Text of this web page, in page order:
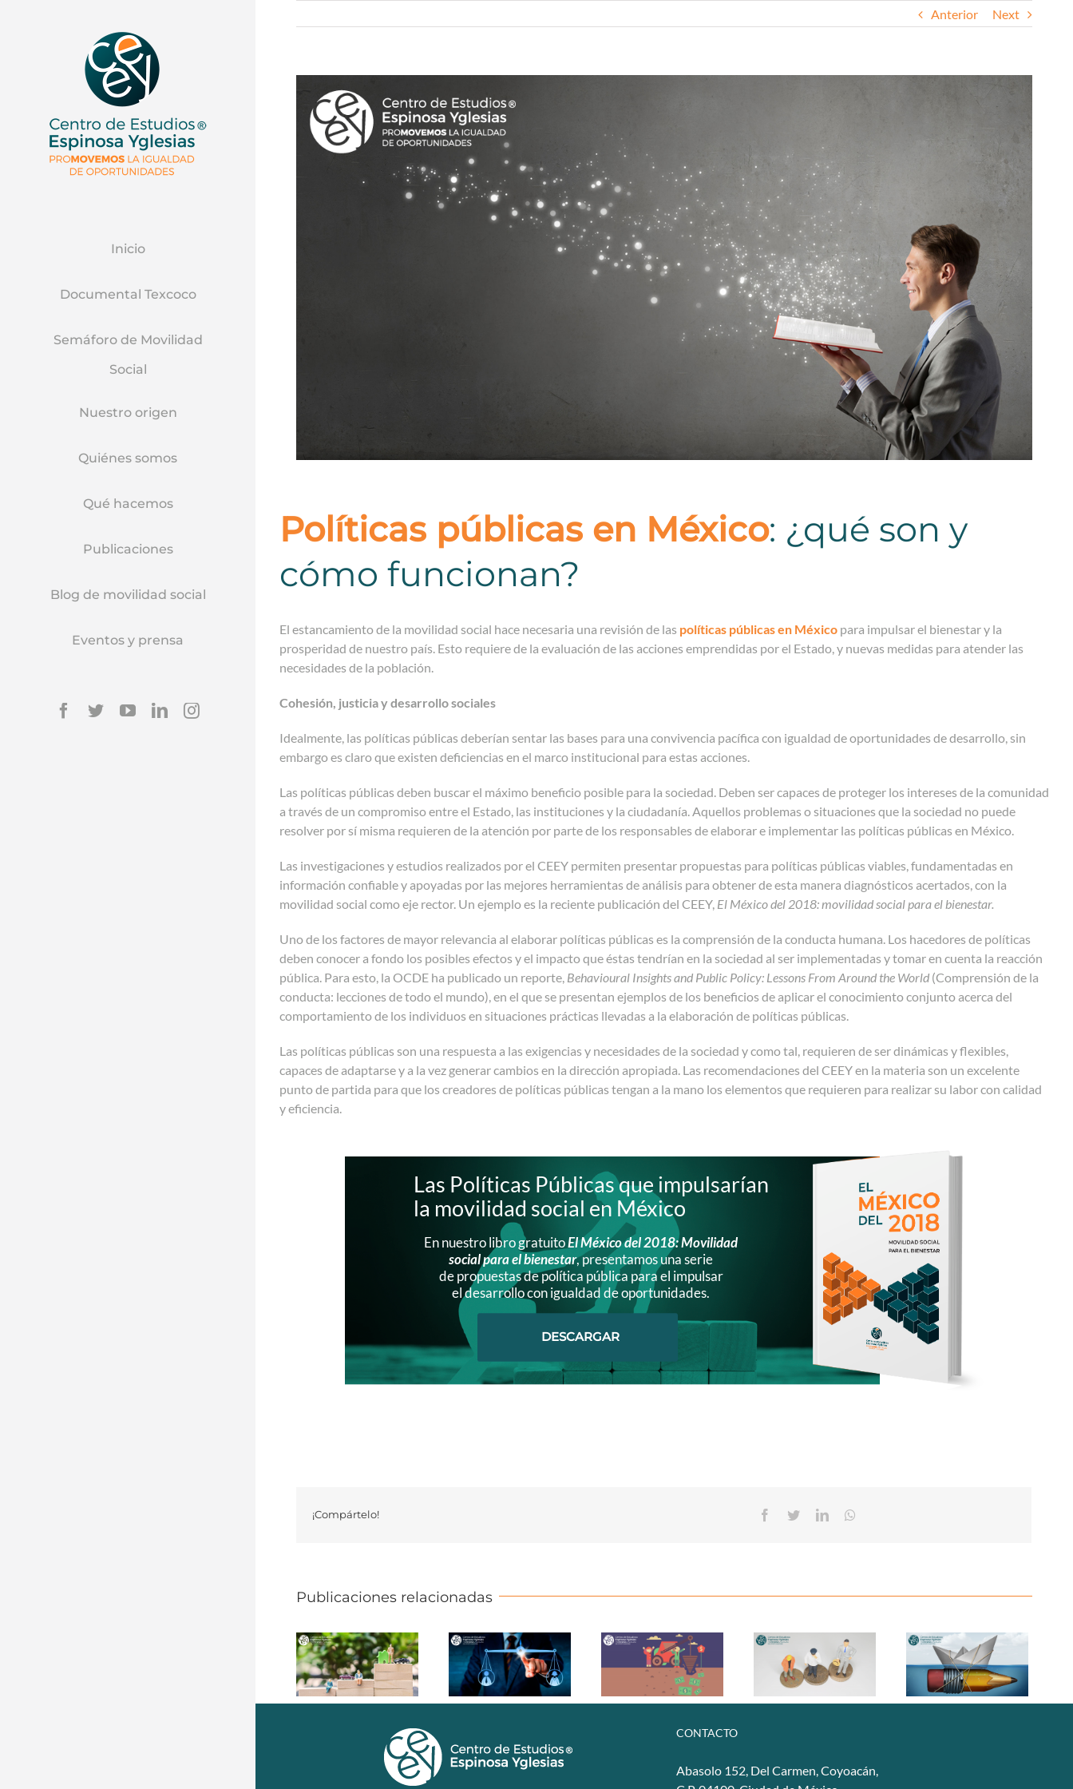
Inicio
Documental Texcoco
Semáforo de Movilidad
Social
Nuestro origen
Quiénes somos
Qué hacemos
Publicaciones
Blog de movilidad social
Eventos y prensa
Facebook
TwitterYouTubeLinkedinInstagram
Anterior Next
Imagen
Mas
Grande
Políticas públicas en México: ¿qué son y
cómo funcionan?
El estancamiento de la movilidad social hace necesaria una revisión de las políticas públicas en México para impulsar el bienestar y la
prosperidad de nuestro país. Esto requiere de la evaluación de las acciones emprendidas por el Estado, y nuevas medidas para atender las
necesidades de la población.
Cohesión, justicia y desarrollo sociales
Idealmente, las políticas públicas deberían sentar las bases para una convivencia pacífica con igualdad de oportunidades de desarrollo, sin
embargo es claro que existen deficiencias en el marco institucional para estas acciones.
Las políticas públicas deben buscar el máximo beneficio posible para la sociedad. Deben ser capaces de proteger los intereses de la comunidad
a través de un compromiso entre el Estado, las instituciones y la ciudadanía. Aquellos problemas o situaciones que la sociedad no puede
resolver por sí misma requieren de la atención por parte de los responsables de elaborar e implementar las políticas públicas en México.
Las investigaciones y estudios realizados por el CEEY permiten presentar propuestas para políticas públicas viables, fundamentadas en
información confiable y apoyadas por las mejores herramientas de análisis para obtener de esta manera diagnósticos acertados, con la
movilidad social como eje rector. Un ejemplo es la reciente publicación del CEEY, El México del 2018: movilidad social para el bienestar.
Uno de los factores de mayor relevancia al elaborar políticas públicas es la comprensión de la conducta humana. Los hacedores de políticas
deben conocer a fondo los posibles efectos y el impacto que éstas tendrían en la sociedad al ser implementadas y tomar en cuenta la reacción
pública. Para esto, la OCDE ha publicado un reporte, Behavioural Insights and Public Policy: Lessons From Around the World (Comprensión de la
conducta: lecciones de todo el mundo), en el que se presentan ejemplos de los beneficios de aplicar el conocimiento conjunto acerca del
comportamiento de los individuos en situaciones prácticas llevadas a la elaboración de políticas públicas.
Las políticas públicas son una respuesta a las exigencias y necesidades de la sociedad y como tal, requieren de ser dinámicas y flexibles,
capaces de adaptarse y a la vez generar cambios en la dirección apropiada. Las recomendaciones del CEEY en la materia son un excelente
punto de partida para que los creadores de políticas públicas tengan a la mano los elementos que requieren para realizar su labor con calidad
y eficiencia.
Las Políticas Públicas que impulsarían
la movilidad social en México
En nuestro libro gratuitoEl México del 2018: Movilidad
social para el bienestar, presentamos una serie
de propuestas de política pública para el impulsar
el desarrollo con igualdad de oportunidades.
DESCARGAR
¡Compártelo! Facebook
TwitterLinkedin
Publicaciones relacionadas
CONTACTO
Abasolo 152, Del Carmen, Coyoacán,